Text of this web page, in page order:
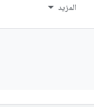
المزيد